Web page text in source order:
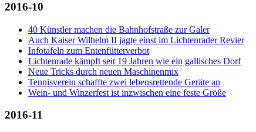
2016-10
40 Künstler machen die Bahnhofstraße zur Galer
Auch Kaiser Wilhelm II jagte einst im Lichtenrader Revier
Infotafeln zum Entenfütterverbot
Lichtenrade kämpft seit 19 Jahren wie ein gallisches Dorf
Neue Tricks durch neuen Maschinenmix
Tennisverein schaffte zwei lebensrettende Geräte an
Wein- und Winzerfest ist inzwischen eine feste Größe
2016-11